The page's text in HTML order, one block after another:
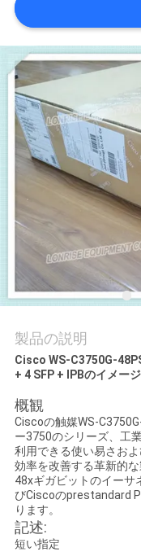
工
場
ツ
ア
ー
品
質
理
連
絡
く
だ
さ
い
製品の説明
Cisco WS-C3750G-
+ 4 SFP + IPBのイメージ
概観
Ciscoの触媒WS-
ー3750のシリーズ、工
利用できる使い易さお
効率を改善する革新的な
48xギガビットのイーサ
びCiscoのprestandard
ります。
記述:
短い指定